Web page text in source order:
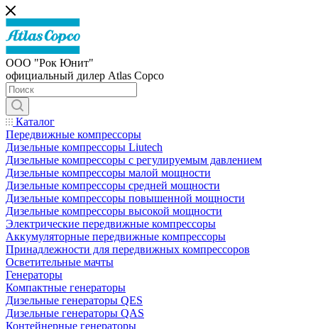
ООО "Рок Юнит"
официальный дилер Atlas Copco
Каталог
Передвижные компрессоры
Дизельные компрессоры Liutech
Дизельные компрессоры с регулируемым давлением
Дизельные компрессоры малой мощности
Дизельные компрессоры средней мощности
Дизельные компрессоры повышенной мощности
Дизельные компрессоры высокой мощности
Электрические передвижные компрессоры
Аккумуляторные передвижные компрессоры
Принадлежности для передвижных компрессоров
Осветительные мачты
Генераторы
Компактные генераторы
Дизельные генераторы QES
Дизельные генераторы QAS
Контейнерные генераторы